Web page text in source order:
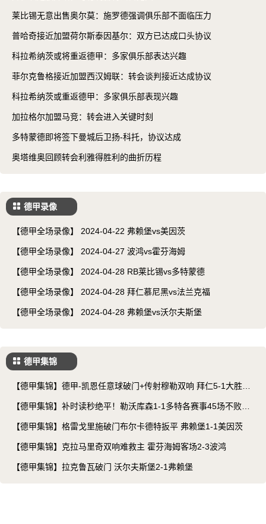
莱比锡无意出售奥尔莫：施罗德强调俱乐部不面临压力
普哈奇接近加盟荷尔斯泰因基尔：双方已达成口头协议
科拉希纳茨或将重返德甲：多家俱乐部表达兴趣
菲尔克鲁格接近加盟西汉姆联：转会谈判接近达成协议
科拉希纳茨或重返德甲：多家俱乐部表现兴趣
加拉格尔加盟马竞：转会进入关键时刻
多特蒙德即将签下曼城后卫扬-科托，协议达成
奥塔维奥回顾转会利雅得胜利的曲折历程
德甲录像
【德甲全场录像】 2024-04-22 弗赖堡vs美因茨
【德甲全场录像】 2024-04-27 波鸿vs霍芬海姆
【德甲全场录像】 2024-04-28 RB莱比锡vs多特蒙德
【德甲全场录像】 2024-04-28 拜仁慕尼黑vs法兰克福
【德甲全场录像】 2024-04-28 弗赖堡vs沃尔夫斯堡
德甲集锦
【德甲集锦】德甲-凯恩任意球破门+传射穆勒双响 拜仁5-1大胜柏
【德甲集锦】补时读秒绝平！勒沃库森1-1多特各赛事45场不败&
【德甲集锦】格雷戈里施破门布尔卡德特扳平 弗赖堡1-1美因茨
【德甲集锦】克拉马里奇双响难救主 霍芬海姆客场2-3波鸿
【德甲集锦】拉克鲁瓦破门 沃尔夫斯堡2-1弗赖堡